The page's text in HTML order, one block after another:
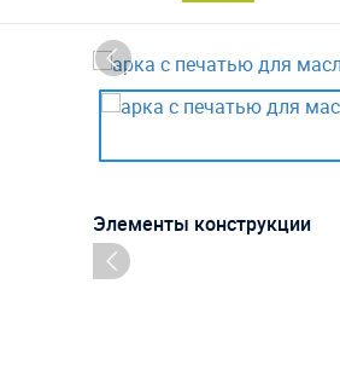
Элементы конструкции